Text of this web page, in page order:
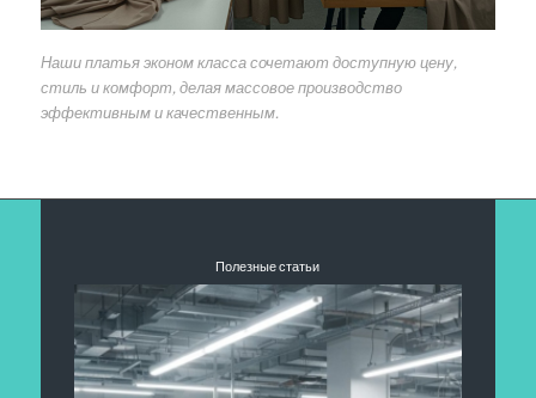
Наши платья эконом класса сочетают доступную цену,
стиль и комфорт, делая массовое производство
эффективным и качественным.
Полезные статьи